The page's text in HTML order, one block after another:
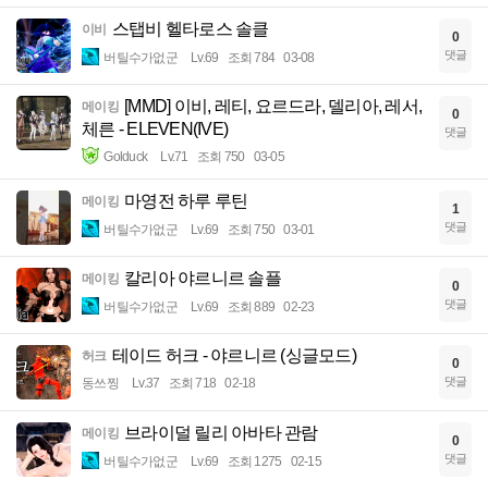
이비 스탭비 헬타로스 솔클
버틸수가없군 Lv.69 조회 784 03-08
0
댓글
메이킹 [MMD] 이비, 레티, 요르드라, 델리아, 레서,
체른 - ELEVEN(IVE)
Golduck Lv.71 조회 750 03-05
0
댓글
메이킹 마영전 하루 루틴
버틸수가없군 Lv.69 조회 750 03-01
1
댓글
메이킹 칼리아 야르니르 솔플
버틸수가없군 Lv.69 조회 889 02-23
0
댓글
허크 테이드 허크 - 야르니르 (싱글모드)
동쓰찡 Lv.37 조회 718 02-18
0
댓글
메이킹 브라이덜 릴리 아바타 관람
버틸수가없군 Lv.69 조회 1275 02-15
0
댓글